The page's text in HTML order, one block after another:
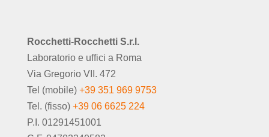
Rocchetti-Rocchetti S.r.l.
Laboratorio e uffici a Roma
Via Gregorio VII. 472
Tel (mobile) +39 351 969 9753
Tel. (fisso) +39 06 6625 224
P.I. 01291451001